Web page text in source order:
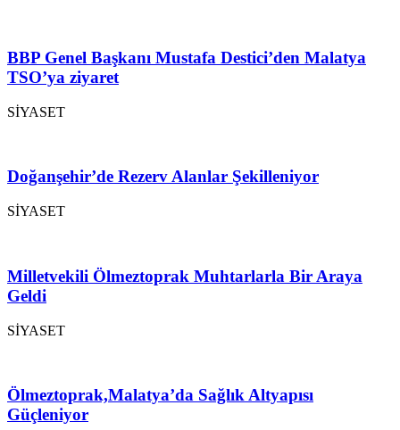
BBP Genel Başkanı Mustafa Destici’den Malatya
TSO’ya ziyaret
SİYASET
Doğanşehir’de Rezerv Alanlar Şekilleniyor
SİYASET
Milletvekili Ölmeztoprak Muhtarlarla Bir Araya
Geldi
SİYASET
Ölmeztoprak,Malatya’da Sağlık Altyapısı
Güçleniyor